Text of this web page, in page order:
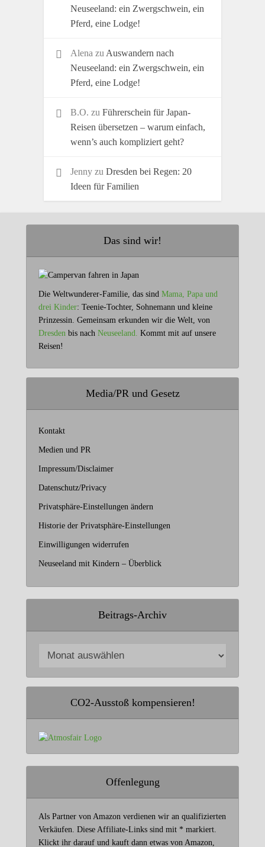
Neuseeland: ein Zwergschwein, ein
Pferd, eine Lodge!
Alena zu Auswandern nach
Neuseeland: ein Zwergschwein, ein
Pferd, eine Lodge!
B.O. zu Führerschein für Japan-
Reisen übersetzen – warum einfach,
wenn’s auch kompliziert geht?
Jenny zu Dresden bei Regen: 20
Ideen für Familien
Das sind wir!
Die Weltwunderer-Familie, das sind Mama, Papa und
drei Kinder: Teenie-Tochter, Sohnemann und kleine
Prinzessin. Gemeinsam erkunden wir die Welt, von
Dresden bis nach Neuseeland. Kommt mit auf unsere
Reisen!
Media/PR und Gesetz
Kontakt
Medien und PR
Impressum/Disclaimer
Datenschutz/Privacy
Privatsphäre-Einstellungen ändern
Historie der Privatsphäre-Einstellungen
Einwilligungen widerrufen
Neuseeland mit Kindern – Überblick
Beitrags-Archiv
CO2-Ausstoß kompensieren!
Offenlegung
Als Partner von Amazon verdienen wir an qualifizierten
Verkäufen. Diese Affiliate-Links sind mit * markiert.
Klickt ihr darauf und kauft dann etwas von Amazon,